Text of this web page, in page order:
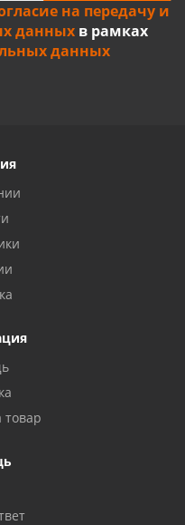
на передачу и
данныхв рамках
данных
товар